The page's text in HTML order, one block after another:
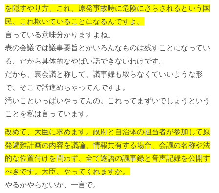
を隠すやり方、これ、原発事故時に危険にさらされるという国
民、これ欺いていることになるんですよ。
言っている意味分かりますよね。
表の会議では議事要旨とかいろんなものは残すことになってい
る、だから具体的なやばい話できないわけです。
だから、裏会議と称して、議事録も取らなくていいような形
で、そこで話進めちゃってんですよ。
汚いこといっぱいやってんの。これってまずいでしょうという
ことを私は言っています。
改めて、大臣に求めます。政府と自治体の担当者が参加して原
発避難計画の内容を議論、情報共有する場合、会議の名称や法
的な位置付けを問わず、全て逐語の議事録と音声記録を公開す
べきです。 大臣、やってくれますか。
やるかやらないか、一言で。